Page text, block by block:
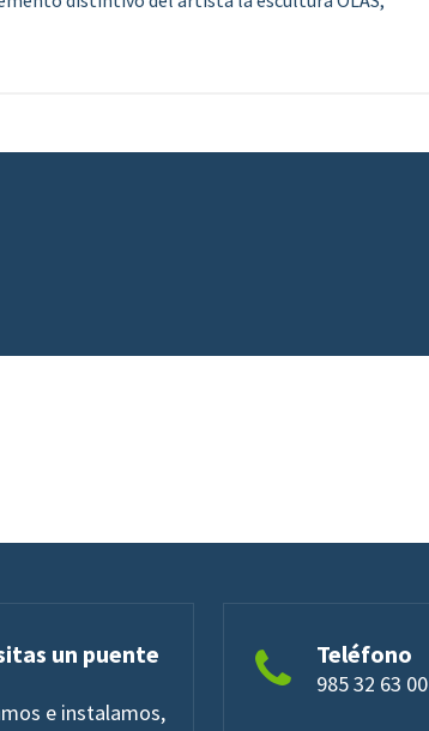
un puente
e instalamos,
Teléfono
985 32 63 00